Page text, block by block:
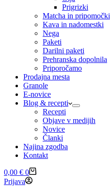
Prigrizki
Matcha in pripomočki
Kava in nadomestki
Nega
Paketi
Darilni paketi
Prehranska dopolnila
Priporočamo
Prodajna mesta
Granole
E-novice
Blog & recepti
Recepti
Objave v medijih
Novice
Članki
Najina zgodba
Kontakt
Shopping
cart
0,00 € 0
Prijava